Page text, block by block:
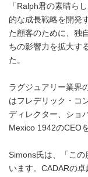
「Ralph君の素晴ら
的な成長戦略を開発
た顧客のために、独
ちの影響力を拡大す
た。
ラグジュアリー業界
はフレデリック・コ
ディレクター、ショ
Mexico 1942のCEO
Simons氏は、「この
います。CADARの